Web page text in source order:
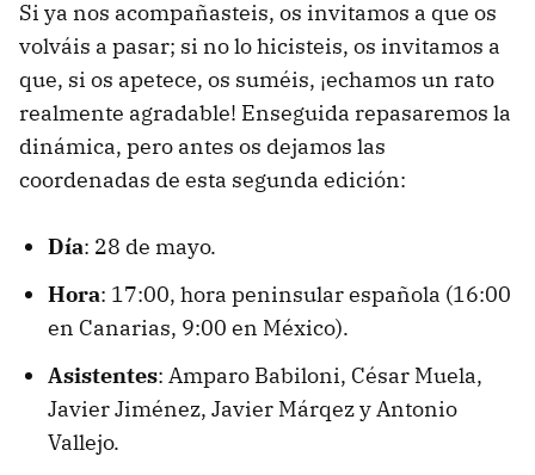
Si ya nos acompañasteis, os invitamos a que os
volváis a pasar; si no lo hicisteis, os invitamos a
que, si os apetece, os suméis, ¡echamos un rato
realmente agradable! Enseguida repasaremos la
dinámica, pero antes os dejamos las
coordenadas de esta segunda edición:
Día: 28 de mayo.
Hora: 17:00, hora peninsular española (16:00
en Canarias, 9:00 en México).
Asistentes: Amparo Babiloni, César Muela,
Javier Jiménez, Javier Márqez y Antonio
Vallejo.